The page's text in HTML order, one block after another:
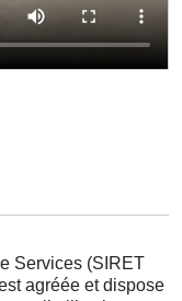
Services (SIRET
agréée et dispose